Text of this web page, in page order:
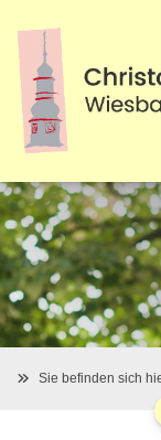
Sie befinden sich